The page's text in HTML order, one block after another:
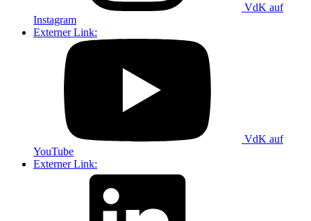
VdK auf
Instagram
Externer Link:
VdK auf
YouTube
Externer Link: